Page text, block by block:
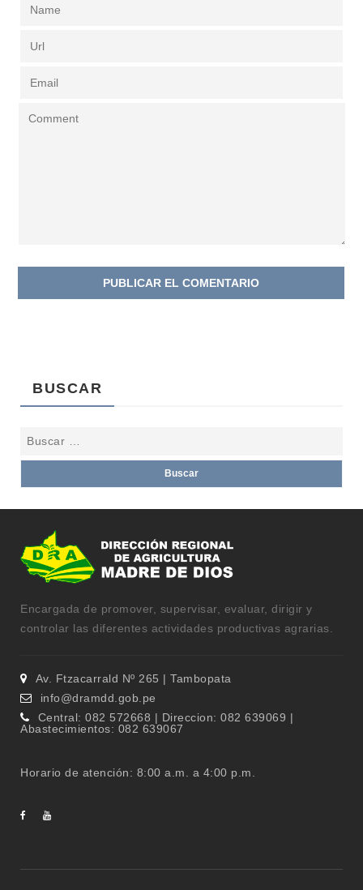
BUSCAR
Encargada de promover, supervisar, evaluar, dirigir y
controlar las diferentes actividades productivas agrarias.
Av. Ftzacarrald Nº 265 | Tambopata
info@dramdd.gob.pe
Central: 082 572668 | Direccion: 082 639069 |
Abastecimientos: 082 639067
Horario de atención: 8:00 a.m. a 4:00 p.m.